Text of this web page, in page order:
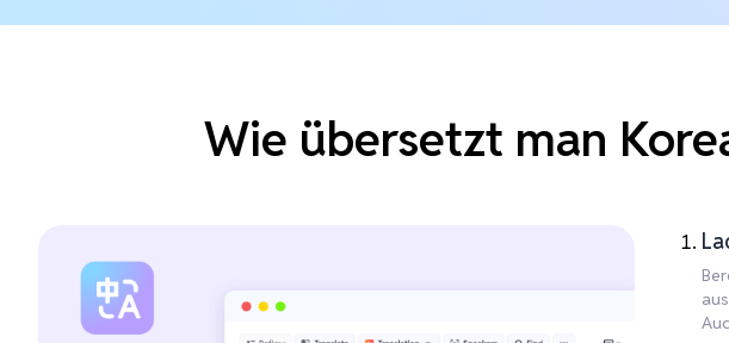
Wie übersetzt man